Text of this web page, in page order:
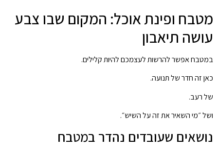
מטבח ופינת אוכל: המקום שבו צבע
עושה תיאבון
במטבח אפשר להרשות לעצמכם להיות קלילים.
כאן זה חדר של תנועה.
של רעב.
ושל ״מי השאיר את זה על השיש״.
נושאים שעובדים נהדר במטבח